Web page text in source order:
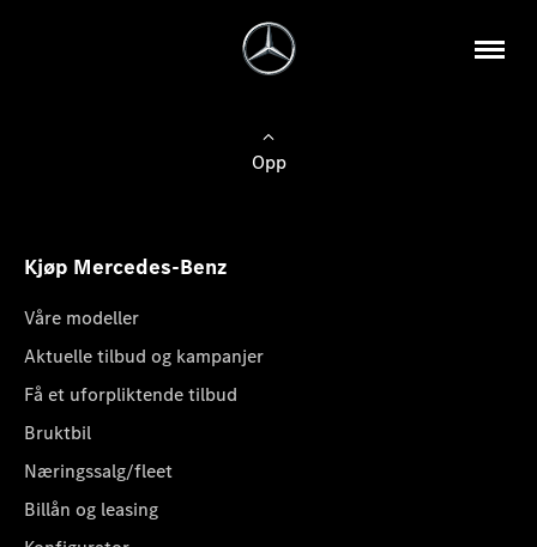
Opp
Kjøp Mercedes-Benz
Våre modeller
Aktuelle tilbud og kampanjer
Få et uforpliktende tilbud
Bruktbil
Næringssalg/fleet
Billån og leasing